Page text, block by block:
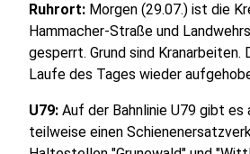
Ruhrort: Morgen (29.07.) ist die
Hammacher-Straße und
gesperrt. Grund sind Kranarbeiten.
Laufe des Tages wieder
U79: Auf der Bahnlinie U79 gibt es
teilweise einen